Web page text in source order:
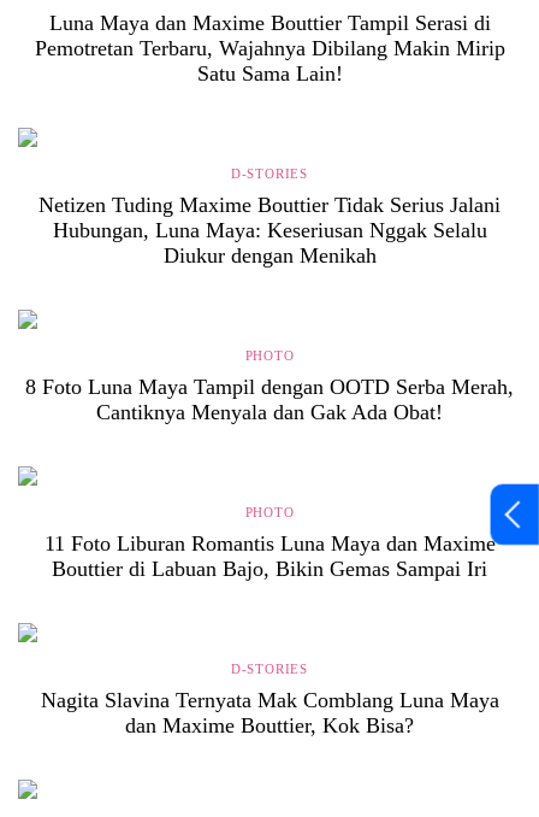
Luna Maya dan Maxime Bouttier Tampil Serasi di
Pemotretan Terbaru, Wajahnya Dibilang Makin Mirip
Satu Sama Lain!
D-STORIES
Netizen Tuding Maxime Bouttier Tidak Serius Jalani
Hubungan, Luna Maya: Keseriusan Nggak Selalu
Diukur dengan Menikah
PHOTO
8 Foto Luna Maya Tampil dengan OOTD Serba Merah,
Cantiknya Menyala dan Gak Ada Obat!
PHOTO
11 Foto Liburan Romantis Luna Maya dan Maxime
Bouttier di Labuan Bajo, Bikin Gemas Sampai Iri
D-STORIES
Nagita Slavina Ternyata Mak Comblang Luna Maya
dan Maxime Bouttier, Kok Bisa?